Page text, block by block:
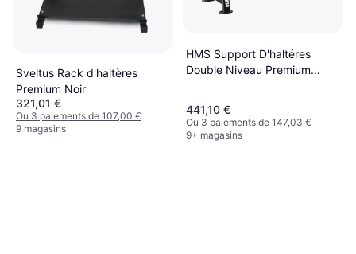
Sveltus Rack d'haltères
Premium Noir
321,01 €
Ou 3 paiements de 107,00 €
9 magasins
HMS Support D'haltéres
Double Niveau Premium
441,10 €
Ou 3 paiements de 147,03 €
9+ magasins